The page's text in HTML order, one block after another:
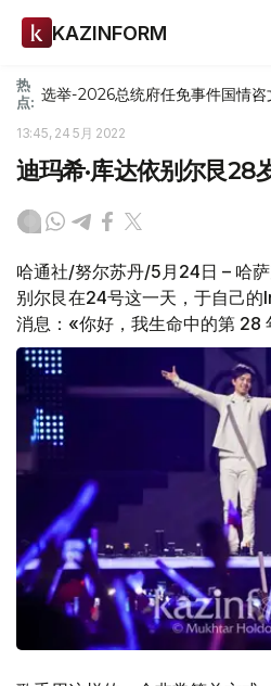
KAZINFORM
热
点: 选举-2026总统府任免事件国情咨
13:45, 24 5月 2022
迪玛希·库达依别尔艮28
哈通社/努尔苏丹/5月24日 – 哈
别尔艮在24号这一天，于自己
消息：«你好，我生命中的第 28